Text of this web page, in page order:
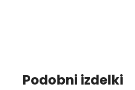
Podobni izdelki